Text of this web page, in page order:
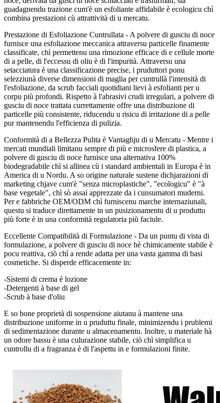
guadagnendu trazione cum'è un esfoliante affidabile è ecologicu chì
combina prestazioni cù attrattività di u mercatu.
Prestazione di Esfoliazione Cuntrullata - A polvere di gusciu di noce
furnisce una esfoliazione meccanica attraversu particelle finamente
classificate, chì permettenu una rimozione efficace di e cellule morte
di a pelle, di l'eccessu di oliu è di l'impurità. Attraversu una
setacciatura è una classificazione precise, i pruduttori ponu
selezziunà diverse dimensioni di maglia per cuntrullà l'intensità di
l'esfoliazione, da scrub facciali quotidiani lievi à esfolianti per u
corpu più profondi. Rispetto à l'abrasivi crudi irregulari, a polvere di
gusciu di noce trattata currettamente offre una distribuzione di
particelle più consistente, riducendu u risicu di irritazione di a pelle
pur mantenendu l'efficienza di pulizia.
Conformità di a Bellezza Pulita è Vantaghju di u Mercatu - Mentre i
mercati mundiali limitanu sempre di più e microsfere di plastica, a
polvere di gusciu di noce furnisce una alternativa 100%
biodegradabile chì si allinea cù i standard ambientali in Europa è in
America di u Nordu. A so origine naturale sustene dichjarazioni di
marketing chjave cum'è "senza microplastiche", "ecologicu" è "à
base vegetale", chì sò assai apprezzate da i cunsumatori muderni.
Per e fabbriche OEM/ODM chì furniscenu marche internaziunali,
questu si traduce direttamente in un pusizionamentu di u produttu
più forte è in una conformità regulatoria più faciule.
Eccellente Compatibilità di Formulazione - Da un puntu di vista di
formulazione, a polvere di gusciu di noce hè chimicamente stabile è
pocu reattiva, ciò chì a rende adatta per una vasta gamma di basi
cosmetiche. Si disperde efficacemente in:
-Sistemi di crema è lozione
-Detergenti à base di gel
-Scrub à base d'oliu
E so bone proprietà di sospensione aiutanu à mantene una
distribuzione uniforme in u pruduttu finale, minimizendu i prublemi
di sedimentazione durante u almacenamentu. Inoltre, u materiale hà
un odore bassu è una culurazione stabile, ciò chì simplifica u
cuntrollu di a fragranza è di l'aspettu in e formulazioni finite.